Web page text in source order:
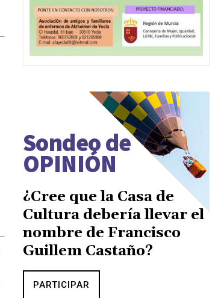
Sondeo de
OPINIÓN
¿Cree que la Casa de
Cultura debería llevar el
nombre de Francisco
Guillem Castaño?
PARTICIPAR